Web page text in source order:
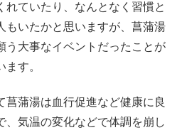
れていたり、なんとなく習慣と
もいたかと思いますが、菖蒲湯
う大事なイベントだったことが
す。
菖蒲湯は血行促進など健康に良
、気温の変化などで体調を崩し